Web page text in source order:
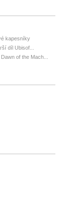
kapesníky
díl Ubisof...
of the Mach...